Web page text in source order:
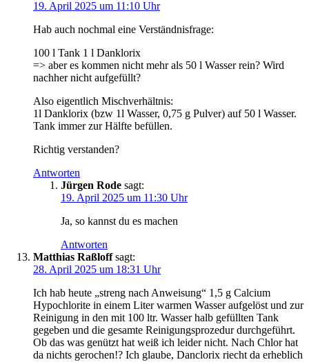
19. April 2025 um 11:10 Uhr
Hab auch nochmal eine Verständnisfrage:
100 l Tank 1 l Danklorix
=> aber es kommen nicht mehr als 50 l Wasser rein? Wird
nachher nicht aufgefüllt?
Also eigentlich Mischverhältnis:
1l Danklorix (bzw 1l Wasser, 0,75 g Pulver) auf 50 l Wasser.
Tank immer zur Hälfte befüllen.
Richtig verstanden?
Antworten
Jürgen Rode sagt:
19. April 2025 um 11:30 Uhr
Ja, so kannst du es machen
Antworten
Matthias Raßloff sagt:
28. April 2025 um 18:31 Uhr
Ich hab heute „streng nach Anweisung“ 1,5 g Calcium
Hypochlorite in einem Liter warmen Wasser aufgelöst und zur
Reinigung in den mit 100 ltr. Wasser halb gefüllten Tank
gegeben und die gesamte Reinigungsprozedur durchgeführt.
Ob das was genützt hat weiß ich leider nicht. Nach Chlor hat
da nichts gerochen!? Ich glaube, Danclorix riecht da erheblich